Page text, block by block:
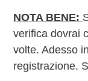
NOTA BENE:
verifica dovrai
volte. Adesso
registrazione.